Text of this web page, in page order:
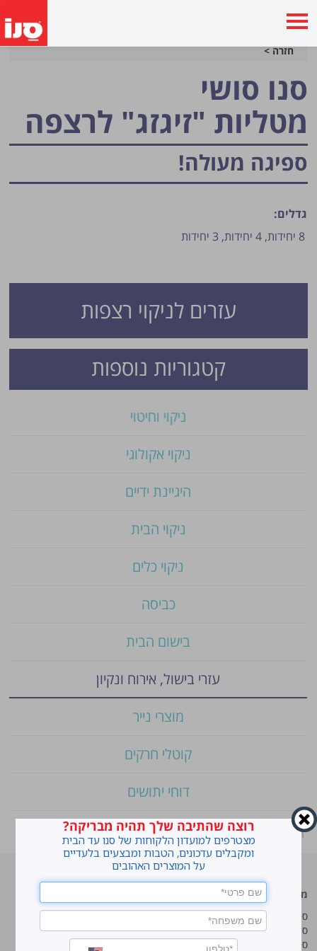
חזרה >
עזרים לניקוי רצפות
סנו סושי
מטליות "זיגזג" לרצפה
ספיגה מעולה!
גדלים:
8 יחידות,
4 יחידות, 3 יחידות
קטגוריות נוספות
ניקוי וחיטוי
ניקוי אקולוגי
היגיינת ידיים
ניקוי הבית
ניקוי כלים
כביסה
בישום הבית
עזרי בישול, אירוח ונקיון
מוצרי נייר
קוטלי חרקים
דוחי יתושים
פרסום הטיפ מותנה לשיקול מנהל האתר.
ראשי Shop
»סנו סושי מטליות "זיגזג" לרצפה
מוצרים מובילים
סנו ז'אוול סופר ג'ל
סנו ז'אוול קצף ניקוי
סנו ז'אוול אבקת ניקוי
לנקות חלונות עם חיוך
עושים סדר בארון הנעליים
רוצה שהתיבה שלך תהיה מבריקה?
מצטרפים למועדון הלקוחות של סנו עד הבית
ומקבלים עדכונים, הטבות ומבצעים בלעדיים
על המוצרים האהובים